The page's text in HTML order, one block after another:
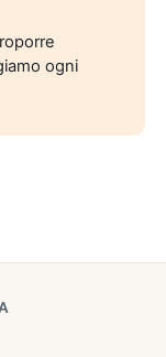
ogni